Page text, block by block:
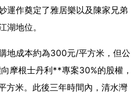
運作奠定了雅居樂以及陳家兄弟
湖地位。
地成本約為300元/平方米，但公
摩根士丹利**專案30%的股權，
方米。此後三年時間內，清水灣